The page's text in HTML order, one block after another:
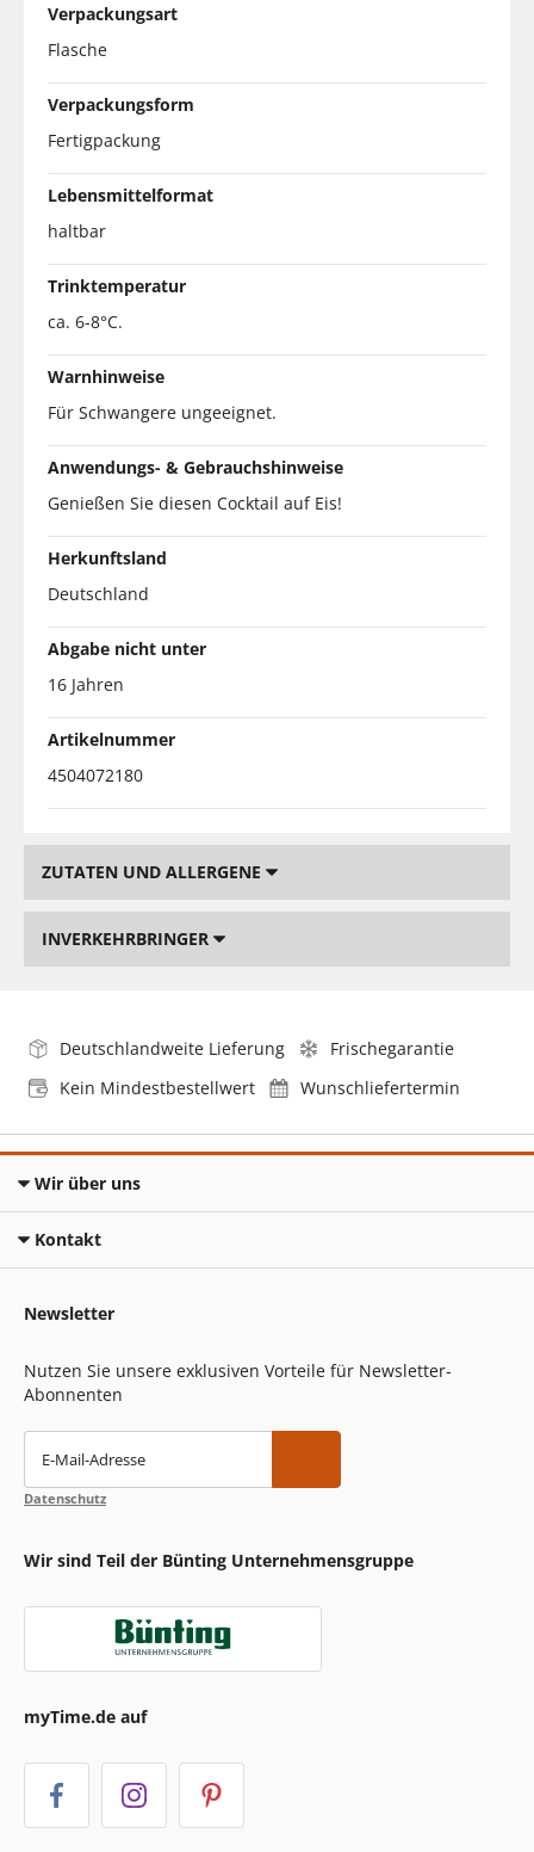
Verpackungsart
Flasche
Verpackungsform
Fertigpackung
Lebensmittelformat
haltbar
Trinktemperatur
ca. 6-8°C.
Warnhinweise
Für Schwangere ungeeignet.
Anwendungs- & Gebrauchshinweise
Genießen Sie diesen Cocktail auf Eis!
Herkunftsland
Deutschland
Abgabe nicht unter
16 Jahren
Artikelnummer
4504072180
ZUTATEN UND ALLERGENE
INVERKEHRBRINGER
Deutschlandweite Lieferung
Frischegarantie
Kein Mindestbestellwert
Wunschliefertermin
Wir über uns
Kontakt
Newsletter
Nutzen Sie unsere exklusiven Vorteile für Newsletter-
Abonnenten
E-Mail-Adresse
Datenschutz
Wir sind Teil der Bünting Unternehmensgruppe
myTime.de auf